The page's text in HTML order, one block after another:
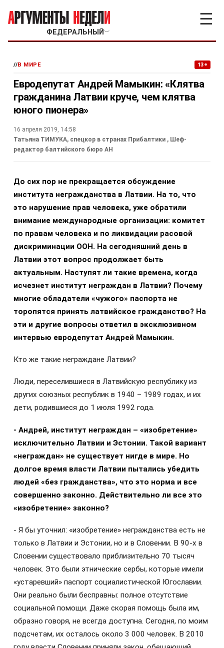
ФЕДЕРАЛЬНЫЙ ﹀
☰
//В МИРЕ 13+
Евродепутат Андрей Мамыкин: «Клятва
гражданина Латвии круче, чем клятва
юного пионера»
16 апреля 2019, 14:58
Татьяна ТИМУКА, спецкор в странах Прибалтики , Шеф-
редактор балтийского бюро АН
До сих пор не прекращается обсуждение
института негражданства в Латвии. На то, что
это нарушение прав человека, уже обратили
внимание международные организации: комитет
по правам человека и по ликвидации расовой
дискриминации ООН. На сегодняшний день в
Латвии этот вопрос продолжает быть
актуальным. Наступят ли такие времена, когда
исчезнет институт неграждан в Латвии? Почему
многие обладатели «чужого» паспорта не
торопятся принять латвийское гражданство? На
эти и другие вопросы ответил в эксклюзивном
интервью евродепутат Андрей Мамыкин.
Кто же такие неграждане Латвии?
Люди, переселившиеся в Латвийскую республику из
других союзных республик в 1940 – 1989 годах, и их
дети, родившиеся до 1 июля 1992 года.
- Андрей, институт неграждан – «изобретение»
исключительно Латвии и Эстонии. Такой вариант
«неграждан» не существует нигде в мире. Но
долгое время власти Латвии пытались убедить
людей «без гражданства», что это норма и все
совершенно законно. Действительно ли все это
«изобретение» законно?
- Я бы уточнил: «изобретение» негражданства есть не
только в Латвии и Эстонии, но и в Словении. В 90-х в
Словении существовало приблизительно 70 тысяч
человек. Это были этнические сербы, которые имели
«устаревший» паспорт социалистической Югославии.
Они реально были бесправны: полное отсутствие
социальной помощи. Даже скорая помощь была им,
образно говоря, не всегда доступна. Сегодня, по моим
подсчетам, их осталось около 3 000 человек. В 2010